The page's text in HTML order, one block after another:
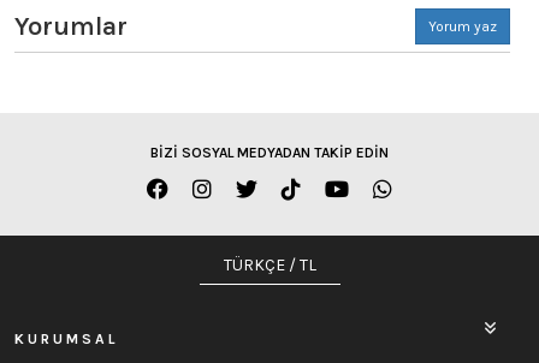
Yorumlar Yorum yaz
BİZİ SOSYAL MEDYADAN TAKİP EDİN
TÜRKÇE / TL
KURUMSAL